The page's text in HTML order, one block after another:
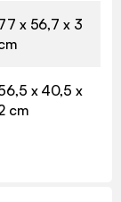
x 56,7 x 3
x 40,5 x
cm